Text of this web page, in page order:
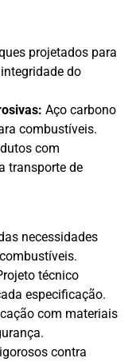
projetados para
do
Aço carbono
combustíveis.
com
transporte de
necessidades
técnico
especificação.
com materiais
contra